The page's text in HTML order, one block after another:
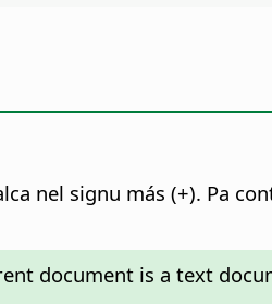
nel signu más (+). Pa
document is a text